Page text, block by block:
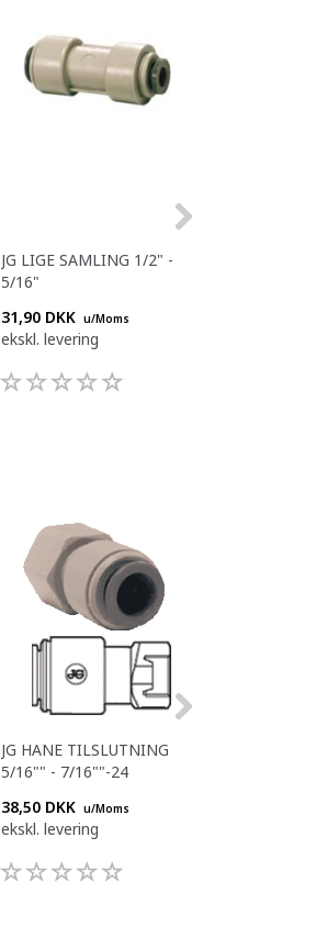
JG LIGE SAMLING 1/2" -
5/16"
31,90 DKK u/Moms
ekskl. levering
JG HANE TILSLUTNING
5/16"" - 7/16""-24
38,50 DKK u/Moms
ekskl. levering